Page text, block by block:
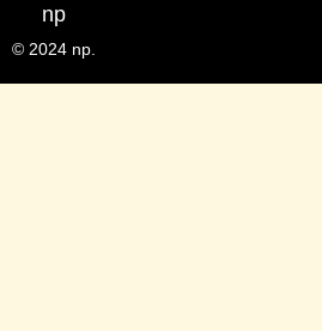
np
© 2024 np.